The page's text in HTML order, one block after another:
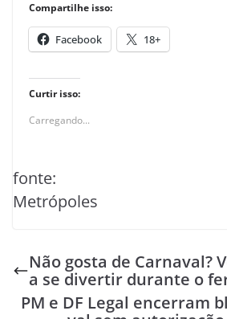
Compartilhe isso:
Facebook 18+
Curtir isso:
Carregando...
fonte:
Metrópoles
Não gosta de Carnaval?
a se divertir durante o
PM e DF Legal encerram